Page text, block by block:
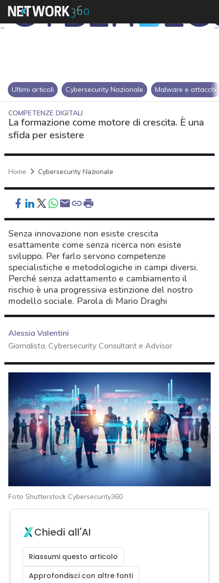
Ultimi articoli Cybersecurity Nazionale Malware e attacchi
COMPETENZE DIGITALI
La formazione come motore di crescita. È una
sfida per esistere
Home Cybersecurity Nazionale
Senza innovazione non esiste crescita
esattamente come senza ricerca non esiste
sviluppo. Per farlo servono competenze
specialistiche e metodologiche in campi diversi.
Perché senza adattamento e cambiamento il
rischio è una progressiva estinzione del nostro
modello sociale. Parola di Mario Draghi
Alessia Valentini
Giornalista, Cybersecurity Consultant e Advisor
Foto Shutterstock Cybersecurity360
Chiedi all'AI
Riassumi questo articolo
Approfondisci con altre fonti